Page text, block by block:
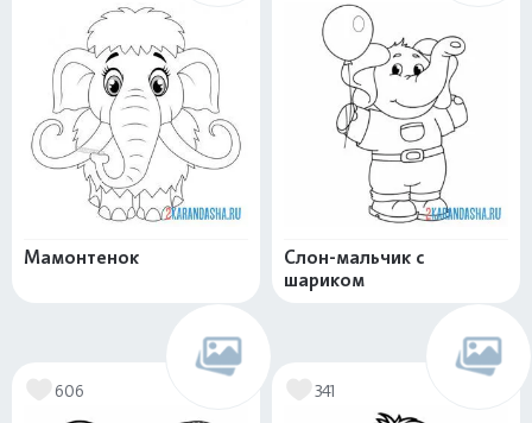
Мамонтенок
Слон-мальчик с
шариком
606 341